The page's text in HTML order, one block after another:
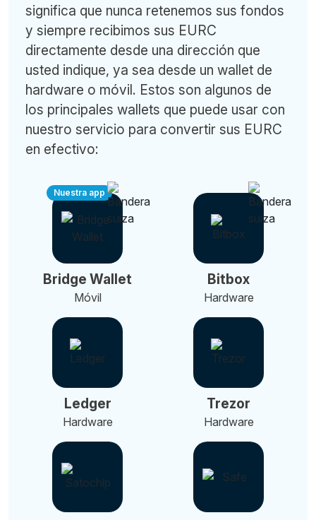
significa que nunca retenemos sus fondos
y siempre recibimos sus EURC
directamente desde una dirección que
usted indique, ya sea desde un wallet de
hardware o móvil. Estos son algunos de
los principales wallets que puede usar con
nuestro servicio para convertir sus EURC
en efectivo:
Nuestra app
Bridge Wallet
Móvil
Bitbox
Hardware
Ledger
Hardware
Trezor
Hardware